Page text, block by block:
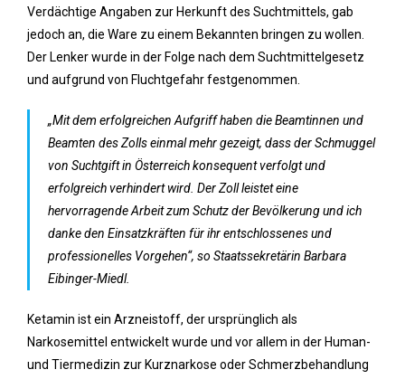
Verdächtige Angaben zur Herkunft des Suchtmittels, gab
jedoch an, die Ware zu einem Bekannten bringen zu wollen.
Der Lenker wurde in der Folge nach dem Suchtmittelgesetz
und aufgrund von Fluchtgefahr festgenommen.
„Mit dem erfolgreichen Aufgriff haben die Beamtinnen und
Beamten des Zolls einmal mehr gezeigt, dass der Schmuggel
von Suchtgift in Österreich konsequent verfolgt und
erfolgreich verhindert wird. Der Zoll leistet eine
hervorragende Arbeit zum Schutz der Bevölkerung und ich
danke den Einsatzkräften für ihr entschlossenes und
professionelles Vorgehen“, so Staatssekretärin Barbara
Eibinger-Miedl.
Ketamin ist ein Arzneistoff, der ursprünglich als
Narkosemittel entwickelt wurde und vor allem in der Human-
und Tiermedizin zur Kurznarkose oder Schmerzbehandlung